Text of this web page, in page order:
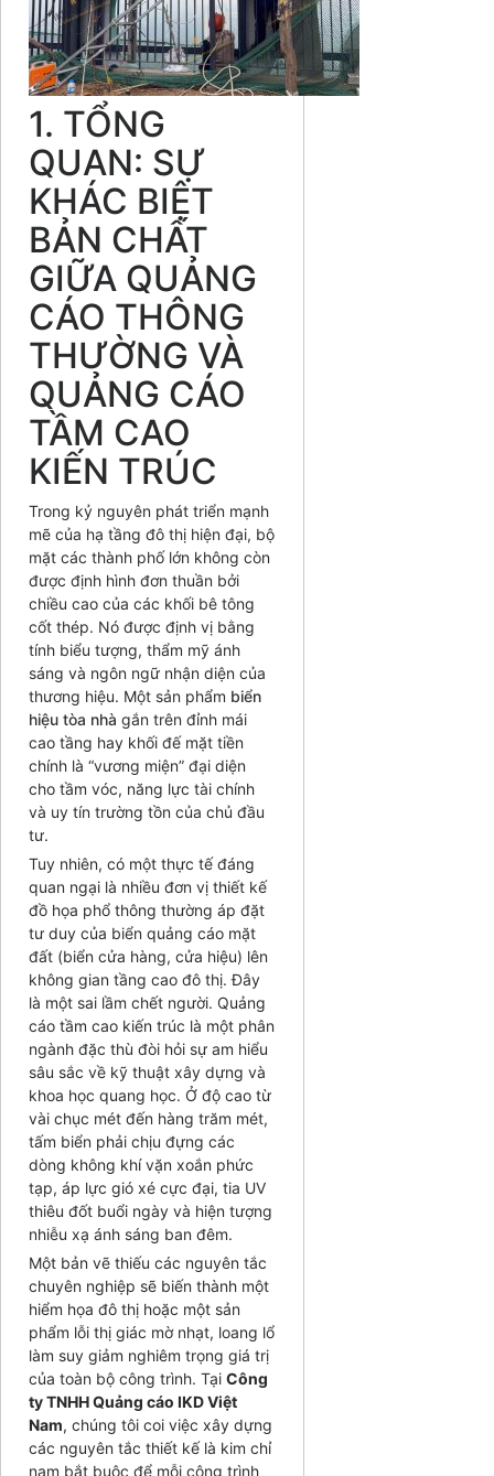
1. TỔNG
QUAN: SỰ
KHÁC BIỆT
BẢN CHẤT
GIỮA QUẢNG
CÁO THÔNG
THƯỜNG VÀ
QUẢNG CÁO
TẦM CAO
KIẾN TRÚC
Trong kỷ nguyên phát triển mạnh
mẽ của hạ tầng đô thị hiện đại, bộ
mặt các thành phố lớn không còn
được định hình đơn thuần bởi
chiều cao của các khối bê tông
cốt thép. Nó được định vị bằng
tính biểu tượng, thẩm mỹ ánh
sáng và ngôn ngữ nhận diện của
thương hiệu. Một sản phẩm biển
hiệu tòa nhà gắn trên đỉnh mái
cao tầng hay khối đế mặt tiền
chính là “vương miện” đại diện
cho tầm vóc, năng lực tài chính
và uy tín trường tồn của chủ đầu
tư.
Tuy nhiên, có một thực tế đáng
quan ngại là nhiều đơn vị thiết kế
đồ họa phổ thông thường áp đặt
tư duy của biển quảng cáo mặt
đất (biển cửa hàng, cửa hiệu) lên
không gian tầng cao đô thị. Đây
là một sai lầm chết người. Quảng
cáo tầm cao kiến trúc là một phân
ngành đặc thù đòi hỏi sự am hiểu
sâu sắc về kỹ thuật xây dựng và
khoa học quang học. Ở độ cao từ
vài chục mét đến hàng trăm mét,
tấm biển phải chịu đựng các
dòng không khí vặn xoắn phức
tạp, áp lực gió xé cực đại, tia UV
thiêu đốt buổi ngày và hiện tượng
nhiễu xạ ánh sáng ban đêm.
Một bản vẽ thiếu các nguyên tắc
chuyên nghiệp sẽ biến thành một
hiểm họa đô thị hoặc một sản
phẩm lỗi thị giác mờ nhạt, loang lổ
làm suy giảm nghiêm trọng giá trị
của toàn bộ công trình. Tại Công
ty TNHH Quảng cáo IKD Việt
Nam, chúng tôi coi việc xây dựng
các nguyên tắc thiết kế là kim chỉ
nam bắt buộc để mỗi công trình